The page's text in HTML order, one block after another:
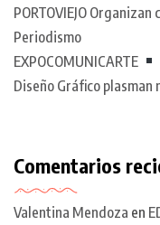
PORTOVIEJO
Periodismo
EXPOCOMUNICARTE
Diseño Gráfico
Comentarios
Valentina Mendoza en